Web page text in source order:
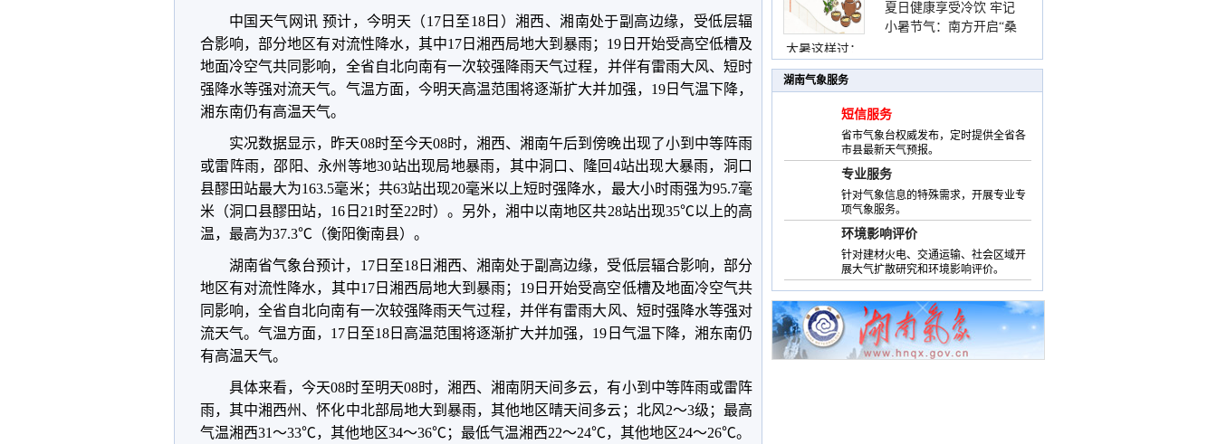
中国天气网讯 预计，今明天（17日至18日）湘西、湘南处于副高边缘，受低层辐
合影响，部分地区有对流性降水，其中17日湘西局地大到暴雨；19日开始受高空低槽及
地面冷空气共同影响，全省自北向南有一次较强降雨天气过程，并伴有雷雨大风、短时
强降水等强对流天气。气温方面，今明天高温范围将逐渐扩大并加强，19日气温下降，
湘东南仍有高温天气。
实况数据显示，昨天08时至今天08时，湘西、湘南午后到傍晚出现了小到中等阵雨
或雷阵雨，邵阳、永州等地30站出现局地暴雨，其中洞口、隆回4站出现大暴雨，洞口
县醪田站最大为163.5毫米；共63站出现20毫米以上短时强降水，最大小时雨强为95.7毫
米（洞口县醪田站，16日21时至22时）。另外，湘中以南地区共28站出现35℃以上的高
温，最高为37.3℃（衡阳衡南县）。
湖南省气象台预计，17日至18日湘西、湘南处于副高边缘，受低层辐合影响，部分
地区有对流性降水，其中17日湘西局地大到暴雨；19日开始受高空低槽及地面冷空气共
同影响，全省自北向南有一次较强降雨天气过程，并伴有雷雨大风、短时强降水等强对
流天气。气温方面，17日至18日高温范围将逐渐扩大并加强，19日气温下降，湘东南仍
有高温天气。
具体来看，今天08时至明天08时，湘西、湘南阴天间多云，有小到中等阵雨或雷阵
雨，其中湘西州、怀化中北部局地大到暴雨，其他地区晴天间多云；北风2～3级；最高
气温湘西31～33℃，其他地区34～36℃；最低气温湘西22～24℃，其他地区24～26℃。
大暑这样过：
防暑健身两不误
夏日健康享受冷饮 牢记
“两注意一控制”
小暑节气：南方开启“桑
季
湖南气象服务
短信服务
省市气象台权威发布，定时提供全省各
市县最新天气预报。
专业服务
针对气象信息的特殊需求，开展专业专
项气象服务。
环境影响评价
针对建材火电、交通运输、社会区域开
展大气扩散研究和环境影响评价。